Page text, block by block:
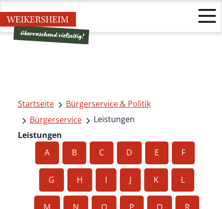
Startseite
Bürgerservice & Politik
Bürgerservice
Leistungen
Leistungen
A
B C D E F
G H I J K L